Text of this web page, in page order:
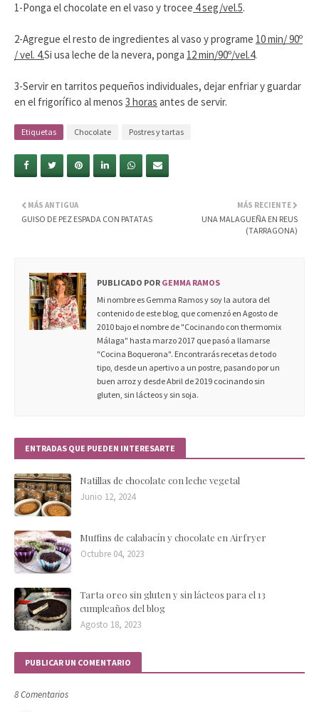
1-Ponga el chocolate en el vaso y trocee 4 seg/vel.5.
2-Agregue el resto de ingredientes al vaso y programe 10 min/ 90º
/ vel. 4.Si usa leche de la nevera, ponga 12 min/90º/vel.4.
3-Servir en tarritos pequeños individuales, dejar enfriar y guardar
en el frigorífico al menos 3 horas antes de servir.
Etiquetas Chocolate Postres y tartas
MÁS RECIENTE
UNA MALAGUEÑA EN REUS
(TARRAGONA)
MÁS ANTIGUA
GUISO DE PEZ ESPADA CON PATATAS
PUBLICADO POR GEMMA RAMOS
Mi nombre es Gemma Ramos y soy la autora del
contenido de este blog, que comenzó en Agosto de
2010 bajo el nombre de "Cocinando con thermomix
Málaga" hasta marzo 2017 que pasó a llamarse
"Cocina Boquerona". Encontrarás recetas de todo
tipo, desde un apertivo a un postre, pasando por un
buen arroz y desde Abril de 2019 cocinando sin
gluten, sin lácteos y sin soja.
ENTRADAS QUE PUEDEN INTERESARTE
Natillas de chocolate con leche vegetal
Junio 12, 2024
Muffins de calabacín y chocolate en Airfryer
Octubre 04, 2023
Tarta oreo sin gluten y sin lácteos para el 13
cumpleaños del blog
Agosto 18, 2023
PUBLICAR UN COMENTARIO
8 Comentarios